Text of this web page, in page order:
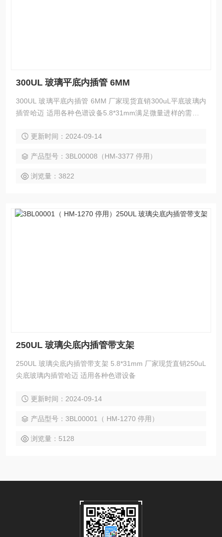
300UL 玻璃平底内插管 6MM
300UL 玻璃平底内插管 6MM 厂家现货直销300uL平底玻璃内
插管哈迈 适用各种色谱设备5.8*31mm满足微量进样的需要不
从满容量转换为限定的容量。
更新时间：2024-09-14
产品型号：3BL00008（HM-3377 停用）
浏览量：3822
250UL 玻璃尖底内插管带支架
250UL 玻璃尖底内插管带支架 5.8*31mm 厂家现货直销250uL
尖底玻璃内插管哈迈 适用各种色谱设备
更新时间：2024-09-14
产品型号：3BL00001（ HM-1270 停用）
浏览量：5128